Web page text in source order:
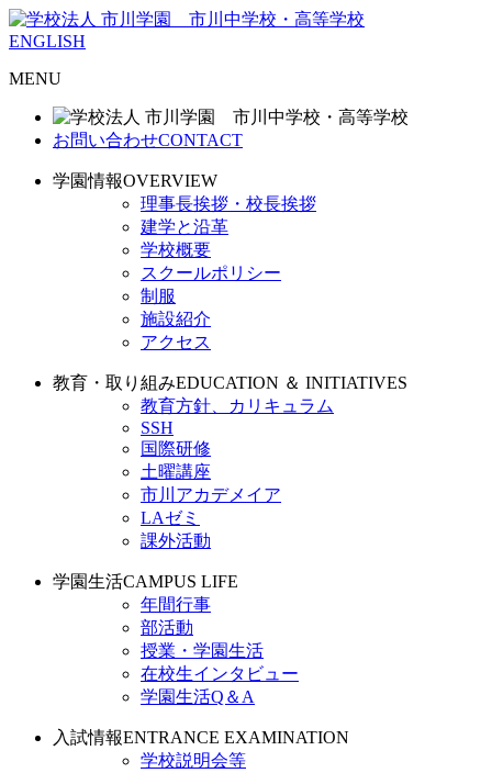
ENGLISH
MENU
お問い合わせCONTACT
学園情報OVERVIEW
理事長挨拶・校長挨拶
建学と沿革
学校概要
スクールポリシー
制服
施設紹介
アクセス
教育・取り組みEDUCATION ＆ INITIATIVES
教育方針、カリキュラム
SSH
国際研修
土曜講座
市川アカデメイア
LAゼミ
課外活動
学園生活CAMPUS LIFE
年間行事
部活動
授業・学園生活
在校生インタビュー
学園生活Q＆A
入試情報ENTRANCE EXAMINATION
学校説明会等